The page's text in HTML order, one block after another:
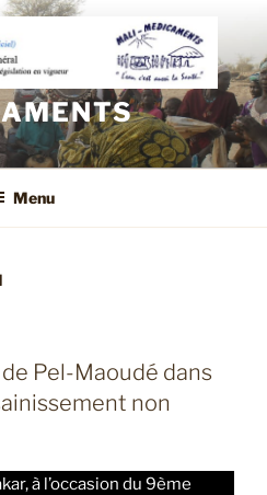
Menu
Pel-Maoudé dans
non
à l’occasion du 9ème